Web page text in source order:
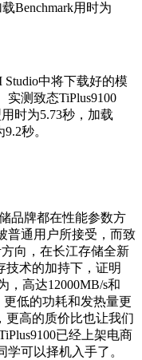
Benchmark用时为
中将下载好的模
测致态TiPlus9100
时为5.73秒，加载
秒。
品牌都在性能参数方
普通用户所接受，而致
向，在长江存储全新
技术的加持下，证明
，高达12000MB/s和
更低的功耗和发热量更
更高的质价比也让我们
已经上架电商
可以择机入手了。